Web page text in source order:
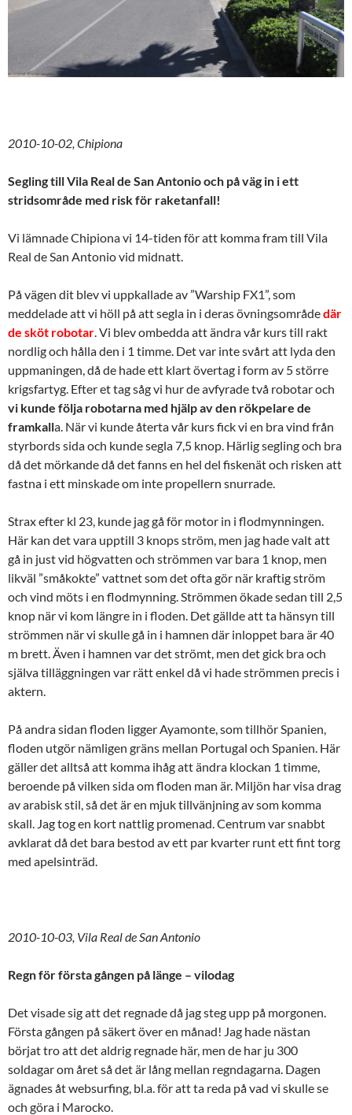
2010-10-02, Chipiona
Segling till Vila Real de San Antonio och på väg in i ett
stridsområde med risk för raketanfall!
Vi lämnade Chipiona vi 14-tiden för att komma fram till Vila
Real de San Antonio vid midnatt.
På vägen dit blev vi uppkallade av ”Warship FX1”, som
meddelade att vi höll på att segla in i deras övningsområdedär
de sköt robotar . Vi blev ombedda att ändra vår kurs till rakt
nordlig och hålla den i 1 timme. Det var inte svårt att lyda den
uppmaningen, då de hade ett klart övertag i form av 5 större
krigsfartyg. Efter et tag såg vi hur de avfyrade två robotar och
vi kunde följa robotarna med hjälp av den rökpelare de
framkalla. När vi kunde återta vår kurs fick vi en bra vind från
styrbords sida och kunde segla 7,5 knop. Härlig segling och bra
då det mörkande då det fanns en hel del fiskenät och risken att
fastna i ett minskade om inte propellern snurrade.
Strax efter kl 23, kunde jag gå för motor in i flodmynningen.
Här kan det vara upptill 3 knops ström, men jag hade valt att
gå in just vid högvatten och strömmen var bara 1 knop, men
likväl ”småkokte” vattnet som det ofta gör när kraftig ström
och vind möts i en flodmynning. Strömmen ökade sedan till 2,5
knop när vi kom längre in i floden. Det gällde att ta hänsyn till
strömmen när vi skulle gå in i hamnen där inloppet bara är 40
m brett. Även i hamnen var det strömt, men det gick bra och
själva tilläggningen var rätt enkel då vi hade strömmen precis i
aktern.
På andra sidan floden ligger Ayamonte, som tillhör Spanien,
floden utgör nämligen gräns mellan Portugal och Spanien. Här
gäller det alltså att komma ihåg att ändra klockan 1 timme,
beroende på vilken sida om floden man är. Miljön har visa drag
av arabisk stil, så det är en mjuk tillvänjning av som komma
skall. Jag tog en kort nattlig promenad. Centrum var snabbt
avklarat då det bara bestod av ett par kvarter runt ett fint torg
med apelsinträd.
2010-10-03, Vila Real de San Antonio
Regn för första gången på länge – vilodag
Det visade sig att det regnade då jag steg upp på morgonen.
Första gången på säkert över en månad! Jag hade nästan
börjat tro att det aldrig regnade här, men de har ju 300
soldagar om året så det är lång mellan regndagarna. Dagen
ägnades åt websurfing, bl.a. för att ta reda på vad vi skulle se
och göra i Marocko.